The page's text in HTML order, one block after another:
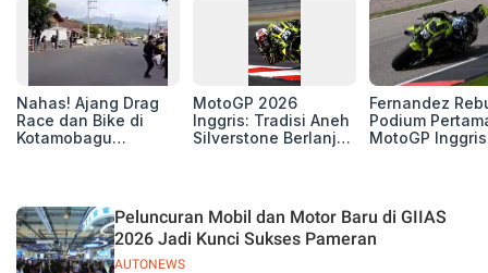
Nahas! Ajang Drag
Race dan Bike di
Kotamobagu
MotoGP 2026
Inggris: Tradisi Aneh
Silverstone Berlanjut,
Fernandez
Podium
MotoGP Inggris
AUTONEWS
Peluncuran Mobil dan Motor Baru di GIIAS
2026 Jadi Kunci Sukses Pameran